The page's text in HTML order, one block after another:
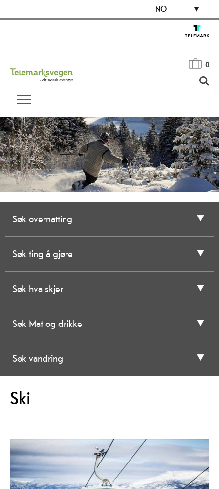
NO
0
Søk overnatting
Søk ting å gjøre
Søk hva skjer
Søk Mat og drikke
Søk vandring
Ski